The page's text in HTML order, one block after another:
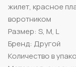
жилет, красное
воротником
Размер: S, M, L
Бренд: Другой
Количество в